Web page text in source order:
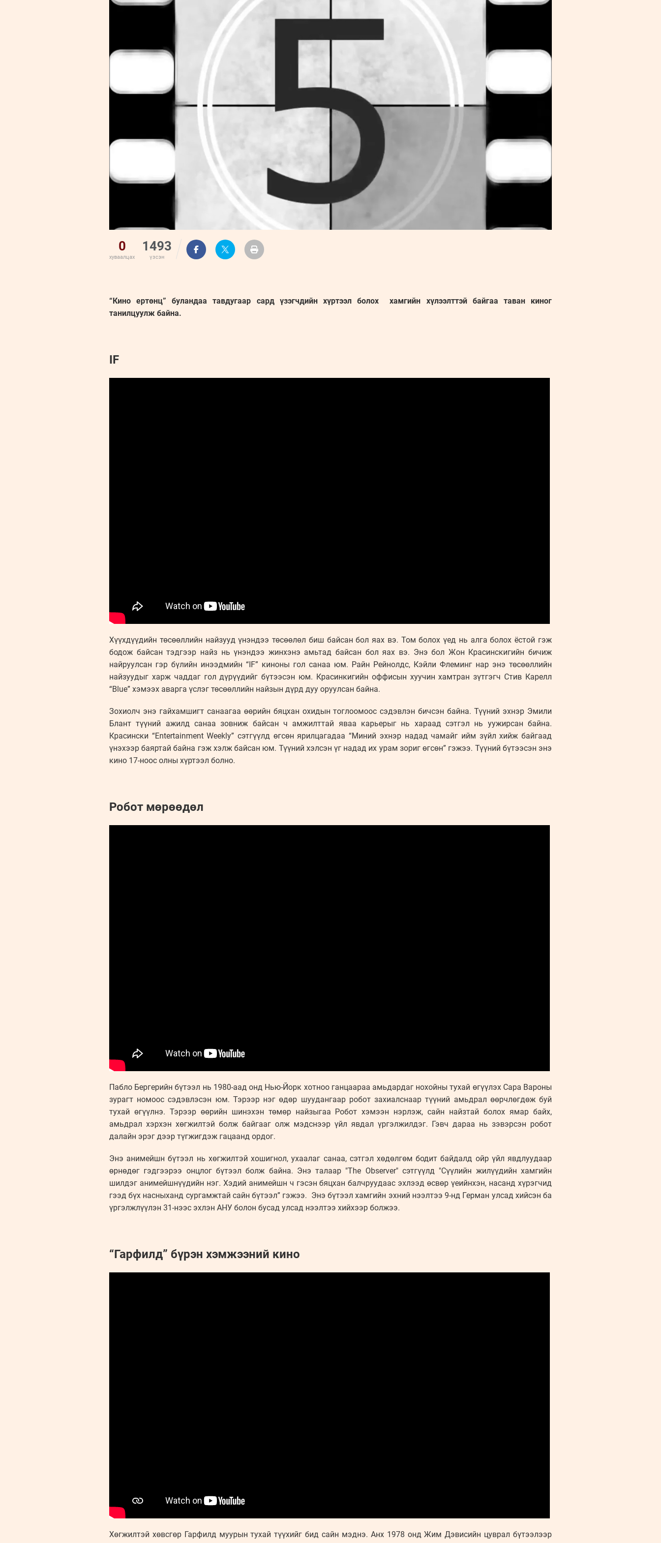
0
хуваалцах
1493
үзсэн
“Кино ертөнц” буландаа тавдугаар сард үзэгчдийн хүртээл болох хамгийн хүлээлттэй байгаа таван киног
танилцуулж байна.
IF
Хүүхдүүдийн төсөөллийн найзууд үнэндээ төсөөлөл биш байсан бол яах вэ. Том болох үед нь алга болох ёстой гэж
бодож байсан тэдгээр найз нь үнэндээ жинхэнэ амьтад байсан бол яах вэ. Энэ бол Жон Красинскигийн бичиж
найруулсан гэр бүлийн инээдмийн “IF” киноны гол санаа юм. Райн Рейнолдс, Кэйли Флеминг нар энэ төсөөллийн
найзуудыг харж чаддаг гол дүрүүдийг бүтээсэн юм. Красинкигийн оффисын хуучин хамтран зүтгэгч Стив Карелл
“Blue” хэмээх аварга үслэг төсөөллийн найзын дүрд дуу оруулсан байна.
Зохиолч энэ гайхамшигт санаагаа өөрийн бяцхан охидын тоглоомоос сэдэвлэн бичсэн байна. Түүний эхнэр Эмили
Блант түүний ажилд санаа зовниж байсан ч амжилттай яваа карьерыг нь хараад сэтгэл нь уужирсан байна.
Красински “Entertainment Weekly” сэтгүүлд өгсөн ярилцагадаа “Миний эхнэр надад чамайг ийм зүйл хийж байгаад
үнэхээр баяртай байна гэж хэлж байсан юм. Түүний хэлсэн үг надад их урам зориг өгсөн” гэжээ. Түүний бүтээсэн энэ
кино 17-ноос олны хүртээл болно.
Робот мөрөөдөл
Пабло Бергерийн бүтээл нь 1980-аад онд Нью-Йорк хотноо ганцаараа амьдардаг нохойны тухай өгүүлэх Сара Вароны
зурагт номоос сэдэвлэсэн юм. Тэрээр нэг өдөр шуудангаар робот захиалснаар түүний амьдрал өөрчлөгдөж буй
тухай өгүүлнэ. Тэрээр өөрийн шинэхэн төмөр найзыгаа Робот хэмээн нэрлэж, сайн найзтай болох ямар байх,
амьдрал хэрхэн хөгжилтэй болж байгааг олж мэдснээр үйл явдал үргэлжилдэг. Гэвч дараа нь зэвэрсэн робот
далайн эрэг дээр түгжигдэж гацаанд ордог.
Энэ анимейшн бүтээл нь хөгжилтэй хошигнол, ухаалаг санаа, сэтгэл хөдөлгөм бодит байдалд ойр үйл явдлуудаар
өрнөдөг гэдгээрээ онцлог бүтээл болж байна. Энэ талаар "The Observer" сэтгүүлд "Сүүлийн жилүүдийн хамгийн
шилдэг анимейшнүүдийн нэг. Хэдий анимейшн ч гэсэн бяцхан балчруудаас эхлээд өсвөр үеийнхэн, насанд хүрэгчид
гээд бүх насныханд сургамжтай сайн бүтээл” гэжээ. Энэ бүтээл хамгийн эхний нээлтээ 9-нд Герман улсад хийсэн ба
үргэлжлүүлэн 31-нээс эхлэн АНУ болон бусад улсад нээлтээ хийхээр болжээ.
“Гарфилд” бүрэн хэмжээний кино
Хөгжилтэй хөвсгөр Гарфилд муурын тухай түүхийг бид сайн мэднэ. Анх 1978 онд Жим Дэвисийн цуврал бүтээлээр